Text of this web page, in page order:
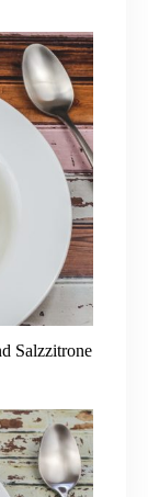
Salzzitrone